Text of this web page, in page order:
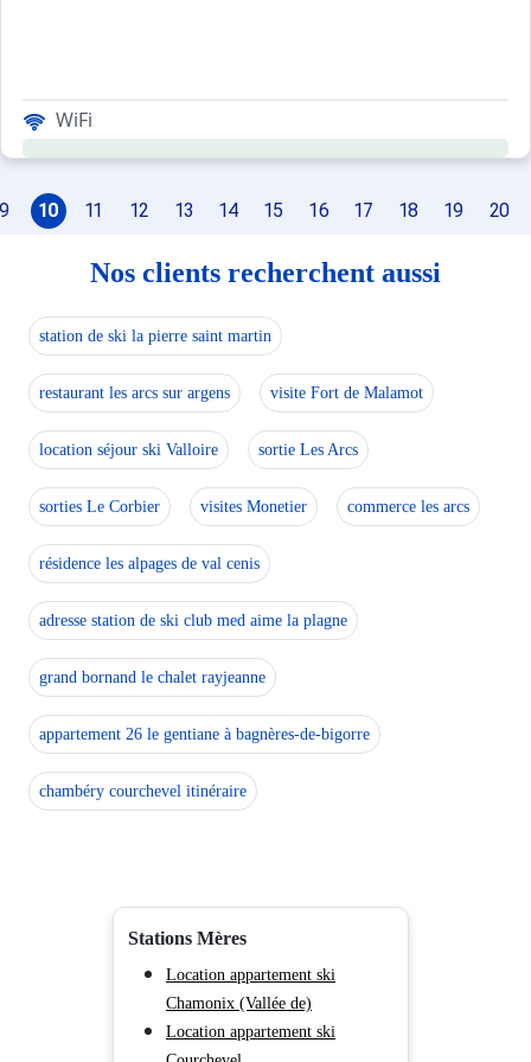
Chaise haute : 40.0 €.
Ce logement est diffusé par un professionnel. Sauf
Seuls les équipements mentionnés spécifiquement
WiFi
10 11 12 13 14 15 16 17 18 19 20
Nos clients recherchent aussi
station de ski la pierre saint martin
restaurant les arcs sur argens visite Fort de Malamot
location séjour ski Valloire sortie Les Arcs
sorties Le Corbier visites Monetier commerce les arcs
résidence les alpages de val cenis
adresse station de ski club med aime la plagne
grand bornand le chalet rayjeanne
appartement 26 le gentiane à bagnères-de-bigorre
chambéry courchevel itinéraire
Stations Mères
Location appartement ski
Chamonix (Vallée de)
Location appartement ski